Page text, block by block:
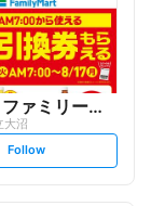
ファミリーマート
大沼
s
t
Follow